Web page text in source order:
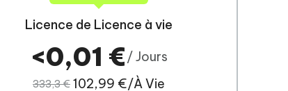
Licence de Licence à vie
<0,01 € / Jours
333,3 € 102,99 €/À Vie